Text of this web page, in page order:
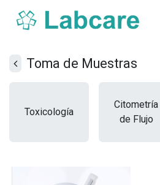
Toma de Muestras
Toxicología
Citometría
de Flujo